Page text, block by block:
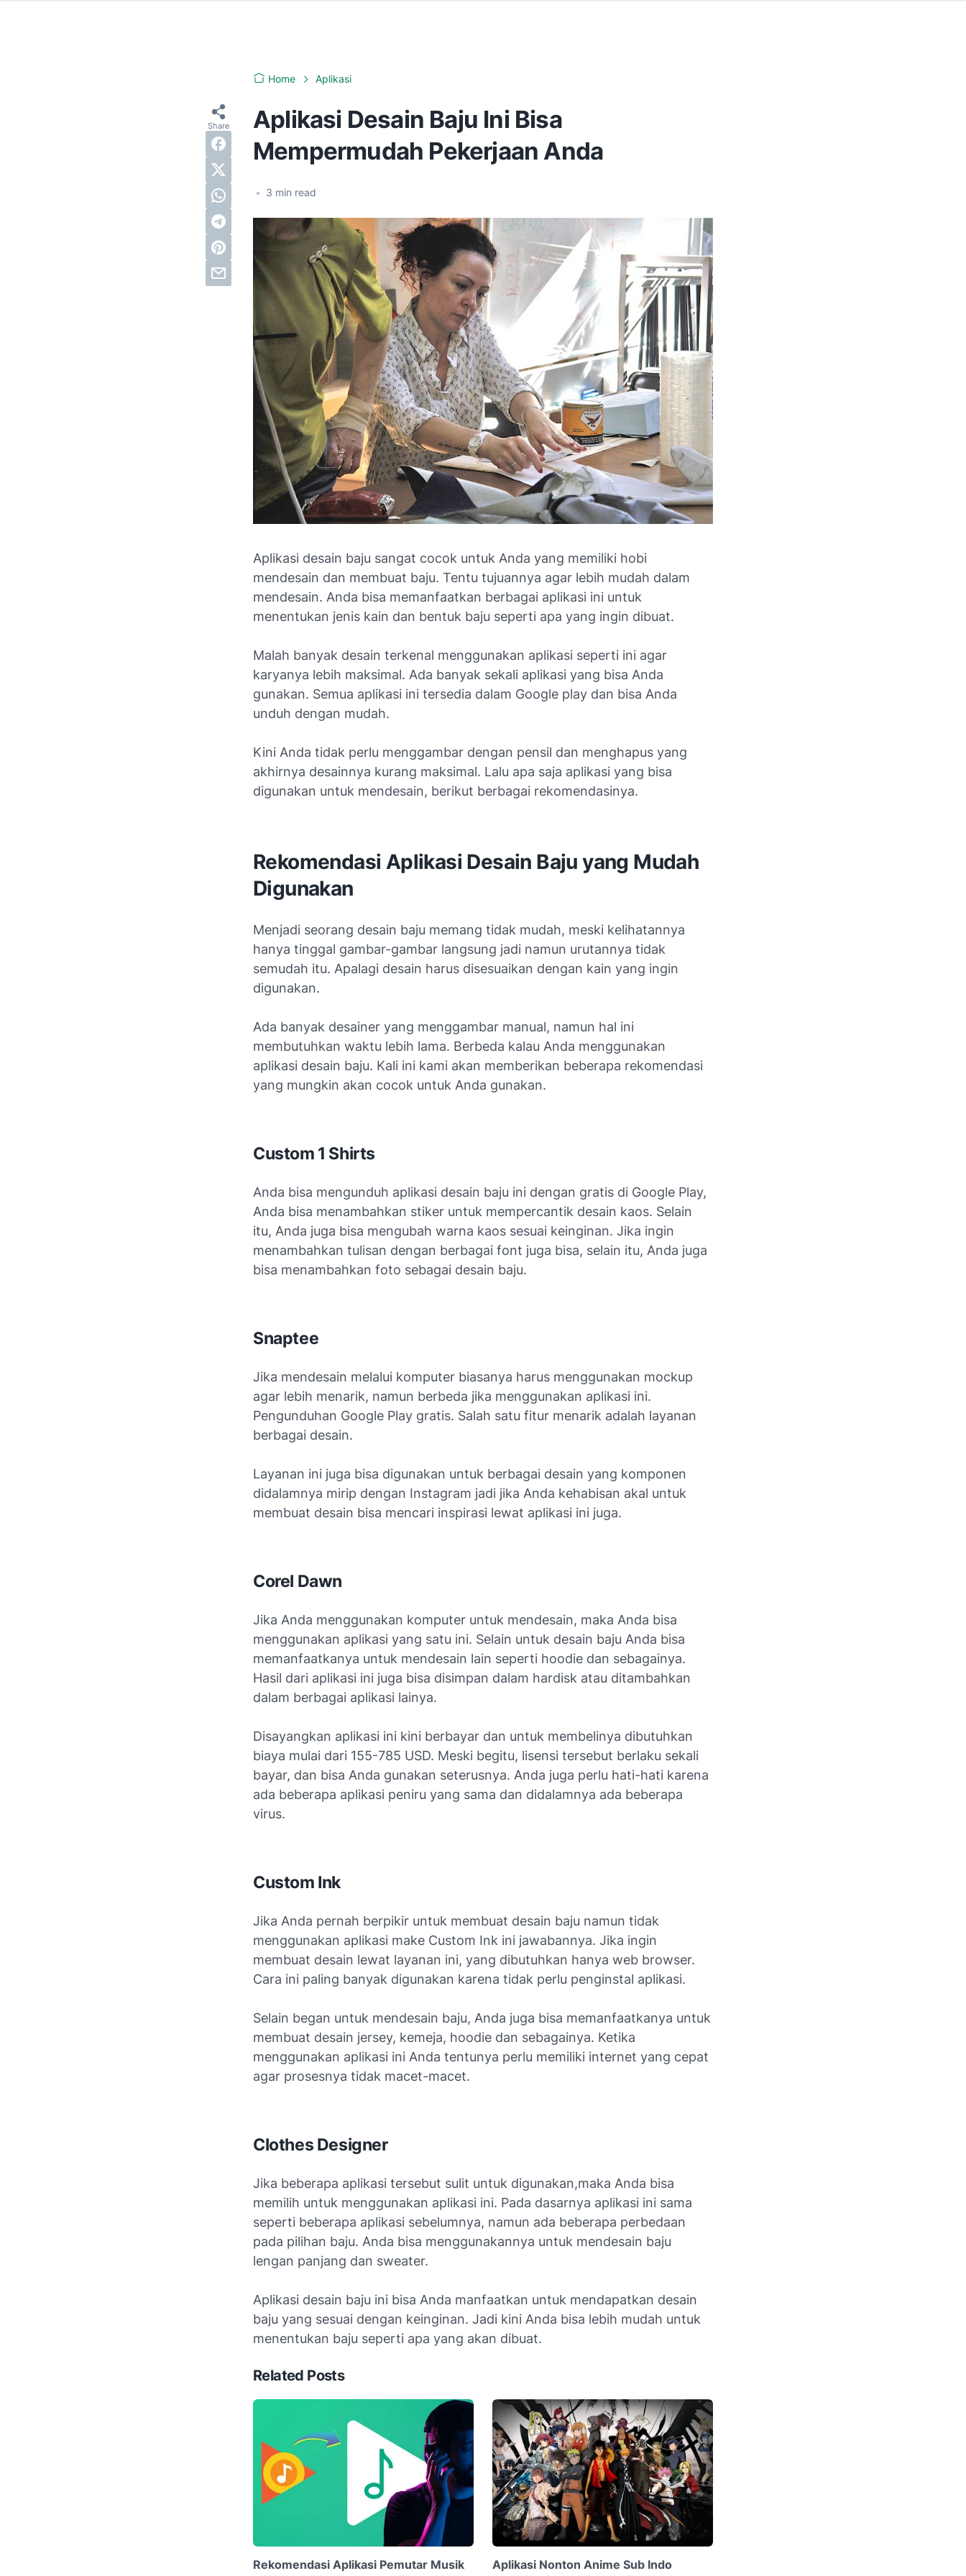
Home Aplikasi
Aplikasi Desain Baju Ini Bisa
Mempermudah Pekerjaan Anda
• 3 min read
Aplikasi desain baju sangat cocok untuk Anda yang memiliki hobi
mendesain dan membuat baju. Tentu tujuannya agar lebih mudah dalam
mendesain. Anda bisa memanfaatkan berbagai aplikasi ini untuk
menentukan jenis kain dan bentuk baju seperti apa yang ingin dibuat.
Malah banyak desain terkenal menggunakan aplikasi seperti ini agar
karyanya lebih maksimal. Ada banyak sekali aplikasi yang bisa Anda
gunakan. Semua aplikasi ini tersedia dalam Google play dan bisa Anda
unduh dengan mudah.
Kini Anda tidak perlu menggambar dengan pensil dan menghapus yang
akhirnya desainnya kurang maksimal. Lalu apa saja aplikasi yang bisa
digunakan untuk mendesain, berikut berbagai rekomendasinya.
Rekomendasi Aplikasi Desain Baju yang Mudah
Digunakan
Menjadi seorang desain baju memang tidak mudah, meski kelihatannya
hanya tinggal gambar-gambar langsung jadi namun urutannya tidak
semudah itu. Apalagi desain harus disesuaikan dengan kain yang ingin
digunakan.
Ada banyak desainer yang menggambar manual, namun hal ini
membutuhkan waktu lebih lama. Berbeda kalau Anda menggunakan
aplikasi desain baju. Kali ini kami akan memberikan beberapa rekomendasi
yang mungkin akan cocok untuk Anda gunakan.
Custom 1 Shirts
Anda bisa mengunduh aplikasi desain baju ini dengan gratis di Google Play,
Anda bisa menambahkan stiker untuk mempercantik desain kaos. Selain
itu, Anda juga bisa mengubah warna kaos sesuai keinginan. Jika ingin
menambahkan tulisan dengan berbagai font juga bisa, selain itu, Anda juga
bisa menambahkan foto sebagai desain baju.
Snaptee
Jika mendesain melalui komputer biasanya harus menggunakan mockup
agar lebih menarik, namun berbeda jika menggunakan aplikasi ini.
Pengunduhan Google Play gratis. Salah satu fitur menarik adalah layanan
berbagai desain.
Layanan ini juga bisa digunakan untuk berbagai desain yang komponen
didalamnya mirip dengan Instagram jadi jika Anda kehabisan akal untuk
membuat desain bisa mencari inspirasi lewat aplikasi ini juga.
Corel Dawn
Jika Anda menggunakan komputer untuk mendesain, maka Anda bisa
menggunakan aplikasi yang satu ini. Selain untuk desain baju Anda bisa
memanfaatkanya untuk mendesain lain seperti hoodie dan sebagainya.
Hasil dari aplikasi ini juga bisa disimpan dalam hardisk atau ditambahkan
dalam berbagai aplikasi lainya.
Disayangkan aplikasi ini kini berbayar dan untuk membelinya dibutuhkan
biaya mulai dari 155-785 USD. Meski begitu, lisensi tersebut berlaku sekali
bayar, dan bisa Anda gunakan seterusnya. Anda juga perlu hati-hati karena
ada beberapa aplikasi peniru yang sama dan didalamnya ada beberapa
virus.
Custom Ink
Jika Anda pernah berpikir untuk membuat desain baju namun tidak
menggunakan aplikasi make Custom Ink ini jawabannya. Jika ingin
membuat desain lewat layanan ini, yang dibutuhkan hanya web browser.
Cara ini paling banyak digunakan karena tidak perlu penginstal aplikasi.
Selain began untuk mendesain baju, Anda juga bisa memanfaatkanya untuk
membuat desain jersey, kemeja, hoodie dan sebagainya. Ketika
menggunakan aplikasi ini Anda tentunya perlu memiliki internet yang cepat
agar prosesnya tidak macet-macet.
Clothes Designer
Jika beberapa aplikasi tersebut sulit untuk digunakan,maka Anda bisa
memilih untuk menggunakan aplikasi ini. Pada dasarnya aplikasi ini sama
seperti beberapa aplikasi sebelumnya, namun ada beberapa perbedaan
pada pilihan baju. Anda bisa menggunakannya untuk mendesain baju
lengan panjang dan sweater.
Aplikasi desain baju ini bisa Anda manfaatkan untuk mendapatkan desain
baju yang sesuai dengan keinginan. Jadi kini Anda bisa lebih mudah untuk
menentukan baju seperti apa yang akan dibuat.
Related Posts
Rekomendasi Aplikasi Pemutar Musik
Aplikasi Nonton Anime Sub Indo